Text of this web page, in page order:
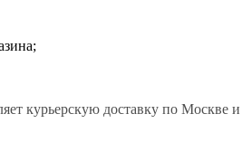
курьерскую доставку по Москве и